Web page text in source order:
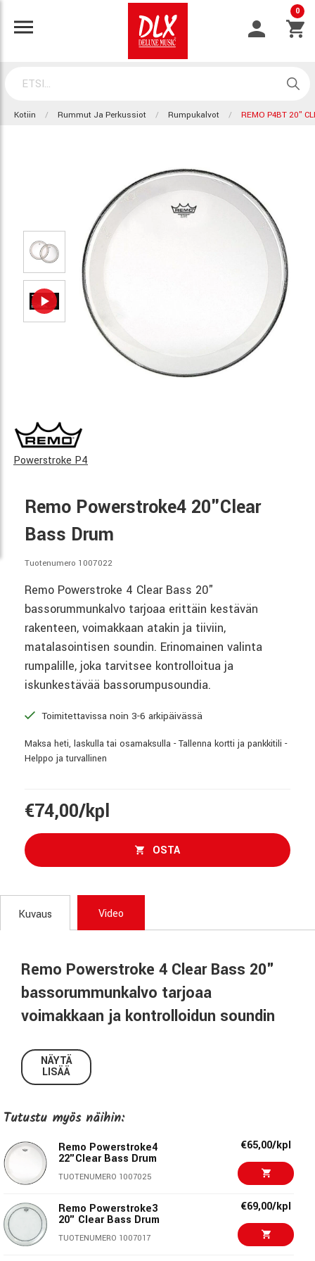
0
Kotiin Rummut Ja Perkussiot Rumpukalvot REMO P4BT 20"
Powerstroke P4
Remo Powerstroke4 20"Clear
Bass Drum
Tuotenumero 1007022
Remo Powerstroke 4 Clear Bass 20"
bassorummunkalvo tarjoaa erittäin kestävän
rakenteen, voimakkaan atakin ja tiiviin,
matalasointisen soundin. Erinomainen valinta
rumpalille, joka tarvitsee kontrolloitua ja
iskunkestävää bassorumpusoundia.
Toimitettavissa noin 3-6 arkipäivässä
Maksa heti, laskulla tai osamaksulla - Tallenna kortti ja pankkitili -
Helppo ja turvallinen
€74,00/kpl
OSTA
Kuvaus Video
Remo Powerstroke 4 Clear Bass 20"
bassorummunkalvo tarjoaa
voimakkaan ja kontrolloidun soundin
on suunniteltu rumpaleille, jotka tarvitsevat kestävän ja
voimakkaasti soivan kalvon kovaan soittoon.
demppirenkaaseen tuottaa tiiviin, matalasointisen ja
erittäin kontrolloidun bassorumpusoundin.
Kaksi 7 mil paksuista kalvokerrosta takaavat erinomaisen
kestävyyden, kun taas reunan sisäpuolelle kiinnitetty 3 mil
ja fokusoi äänen alemmille taajuuksille. Lopputuloksena on
selkeä atakki ja lyhyt sustain, joka toimii erinomaisesti
rock-, metal- ja studioympäristöissä.
NÄYTÄ
LISÄÄ
Tutustu myös näihin:
Remo Powerstroke4
22"Clear Bass Drum
TUOTENUMERO 1007025
€65,00/kpl
Remo Powerstroke3
20" Clear Bass Drum
TUOTENUMERO 1007017
€69,00/kpl